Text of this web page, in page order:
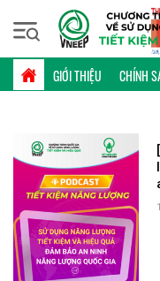
GIỚI THIỆU CHÍNH
Chủ nhật, 09/08/2026 | 08:35
TỪ